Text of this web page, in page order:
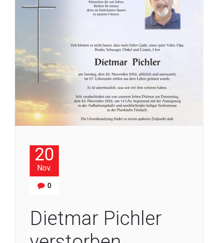
20
Nov.
0
Dietmar Pichler